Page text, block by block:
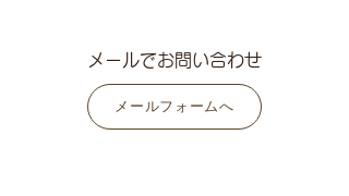
メールでお問い合わせ
メールフォームへ